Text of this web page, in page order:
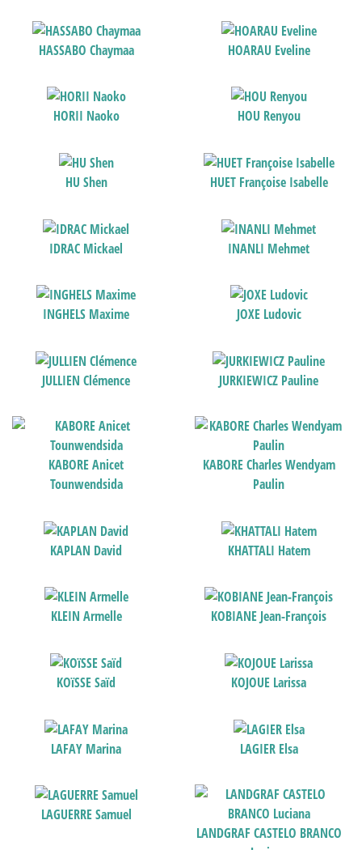
HASSABO Chaymaa HOARAU Eveline
HORII Naoko HOU Renyou
HU Shen HUET Françoise Isabelle
IDRAC Mickael INANLI Mehmet
INGHELS Maxime JOXE Ludovic
JULLIEN Clémence JURKIEWICZ Pauline
KABORE Anicet
Tounwendsida
KABORE Charles Wendyam
Paulin
KAPLAN David KHATTALI Hatem
KLEIN Armelle KOBIANE Jean-François
KOïSSE Saïd KOJOUE Larissa
LAFAY Marina LAGIER Elsa
LAGUERRE Samuel
LANDGRAF CASTELO BRANCO